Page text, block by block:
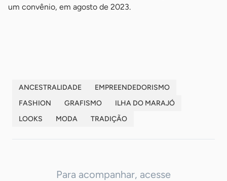
um convênio, em agosto de 2023.
ANCESTRALIDADE
EMPREENDEDORISMO
FASHION
GRAFISMO
ILHA DO MARAJÓ
LOOKS
MODA TRADIÇÃO
Para acompanhar, acesse